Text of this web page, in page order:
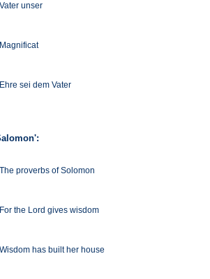
unser
sei dem Vater
proverbs of Solomon
the Lord gives wisdom
has built her house